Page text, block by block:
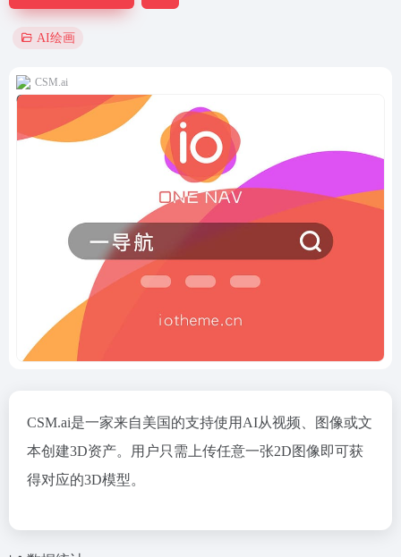
AI绘画
CSM.ai
CSM.ai是一家来自美国的支持使用AI从视频、图像或文
本创建3D资产。用户只需上传任意一张2D图像即可获
得对应的3D模型。